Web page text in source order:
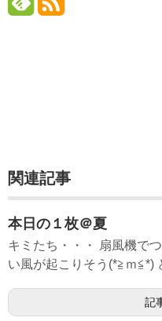
関連記事
本日の１枚＠夏
キミたち・・・ 扇風機で
い風が起こりそう(*≧ｍ≦*)
記